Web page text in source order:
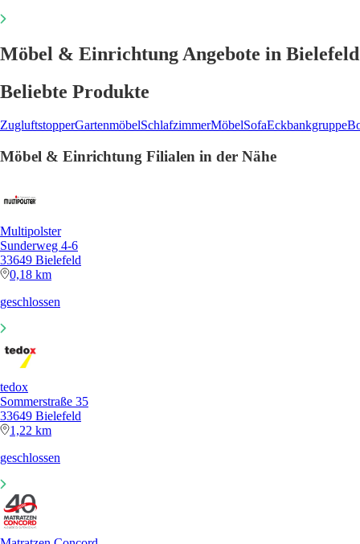
Möbel & Einrichtung Angebote in Bielefeld
Beliebte Produkte
ZugluftstopperGartenmöbelSchlafzimmerMöbelSofaEckbankgruppe
Möbel & Einrichtung Filialen in der Nähe
Multipolster
Sunderweg 4-6
33649 Bielefeld
0,18 km
geschlossen
tedox
Sommerstraße 35
33649 Bielefeld
1,22 km
geschlossen